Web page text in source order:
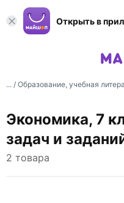
Открыть в
... / Образование, учебная
Экономика, 7
задач и
2 товара